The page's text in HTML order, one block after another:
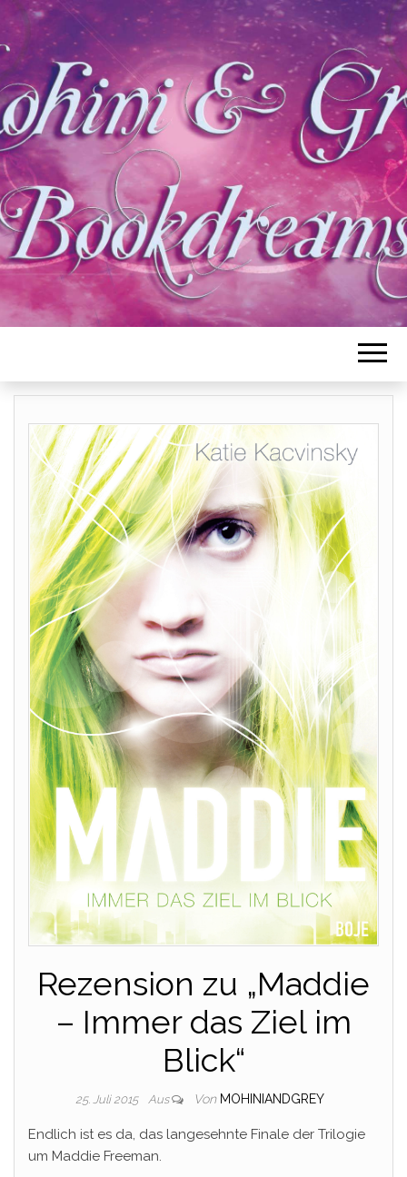
Rezension zu „Maddie
– Immer das Ziel im
Blick“
25. Juli 2015 Aus Von MOHINIANDGREY
Endlich ist es da, das langesehnte Finale der Trilogie
um Maddie Freeman.